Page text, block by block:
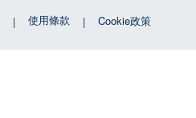
使用條款 Cookie政策